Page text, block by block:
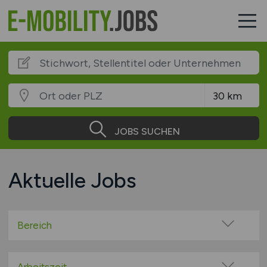
JOBS SUCHEN
Aktuelle Jobs
Bereich